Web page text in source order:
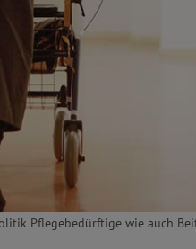
Pflegebedürftige wie auch